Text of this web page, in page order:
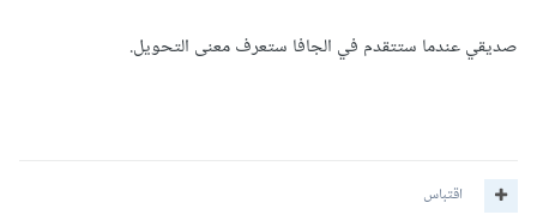
صديقي عندما ستتقدم في الجافا ستعرف معنى التحويل.
اقتباس